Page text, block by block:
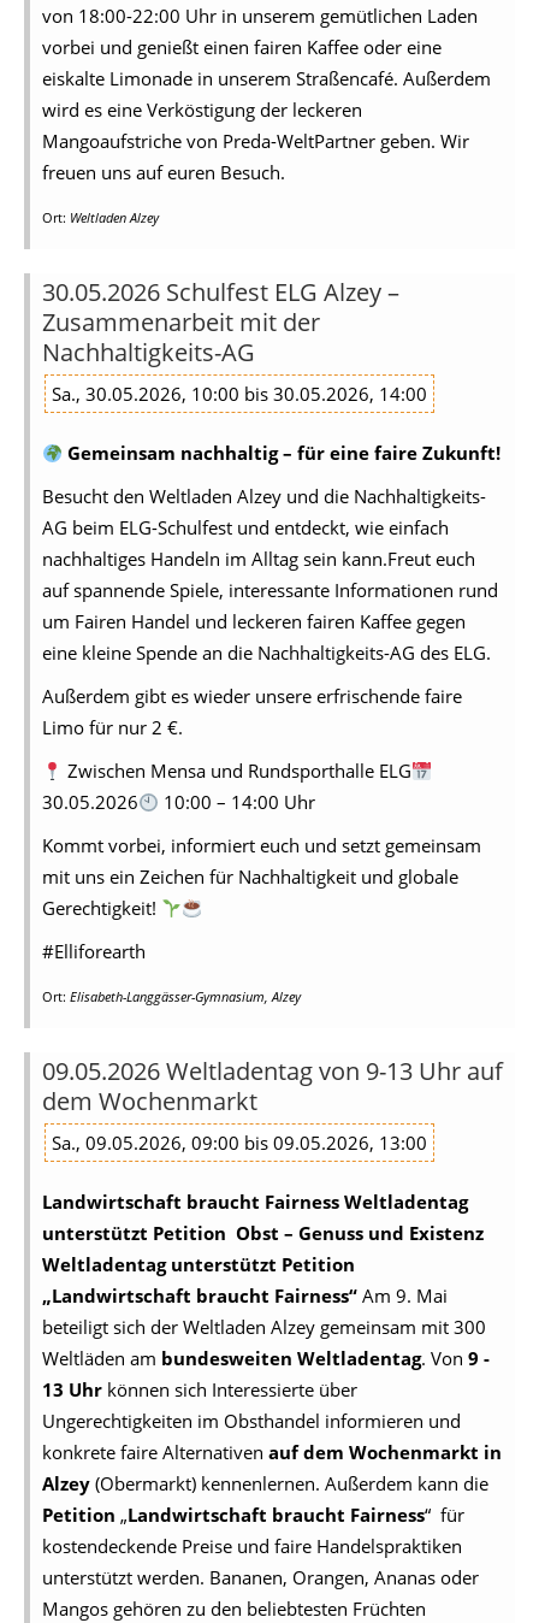
von 18:00-22:00 Uhr in unserem gemütlichen Laden
vorbei und genießt einen fairen Kaffee oder eine
eiskalte Limonade in unserem Straßencafé. Außerdem
wird es eine Verköstigung der leckeren
Mangoaufstriche von Preda-WeltPartner geben. Wir
freuen uns auf euren Besuch.
Ort: Weltladen Alzey
30.05.2026 Schulfest ELG Alzey –
Zusammenarbeit mit der
Nachhaltigkeits-AG
Sa., 30.05.2026, 10:00 bis 30.05.2026, 14:00
Gemeinsam nachhaltig – für eine faire Zukunft!
Besucht den Weltladen Alzey und die Nachhaltigkeits-
AG beim ELG-Schulfest und entdeckt, wie einfach
nachhaltiges Handeln im Alltag sein kann.Freut euch
auf spannende Spiele, interessante Informationen rund
um Fairen Handel und leckeren fairen Kaffee gegen
eine kleine Spende an die Nachhaltigkeits-AG des ELG.
Außerdem gibt es wieder unsere erfrischende faire
Limo für nur 2 €.
Zwischen Mensa und Rundsporthalle ELG
30.05.2026
10:00 – 14:00 Uhr
Kommt vorbei, informiert euch und setzt gemeinsam
mit uns ein Zeichen für Nachhaltigkeit und globale
Gerechtigkeit!
#Elliforearth
Ort: Elisabeth-Langgässer-Gymnasium, Alzey
09.05.2026 Weltladentag von 9-13 Uhr auf
dem Wochenmarkt
Sa., 09.05.2026, 09:00 bis 09.05.2026, 13:00
Landwirtschaft braucht Fairness Weltladentag
unterstützt Petition Obst – Genuss und Existenz
Weltladentag unterstützt Petition
„Landwirtschaft braucht Fairness“ Am 9. Mai
beteiligt sich der Weltladen Alzey gemeinsam mit 300
Weltläden am bundesweiten Weltladentag. Von 9 -
13 Uhr können sich Interessierte über
Ungerechtigkeiten im Obsthandel informieren und
konkrete faire Alternativen auf dem Wochenmarkt in
Alzey (Obermarkt) kennenlernen. Außerdem kann die
Petition „Landwirtschaft braucht Fairness“ für
kostendeckende Preise und faire Handelspraktiken
unterstützt werden. Bananen, Orangen, Ananas oder
Mangos gehören zu den beliebtesten Früchten